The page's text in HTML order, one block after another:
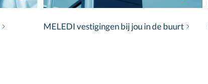
MELEDI vestigingen bij jou in de buurt